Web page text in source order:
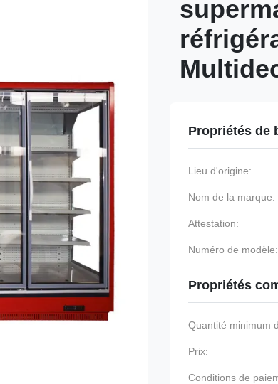
Propriétés de
Lieu d'origine:
Nom de la marque:
Attestation:
Numéro de modèle:
Propriétés
Quantité minimum
Prix:
Conditions de